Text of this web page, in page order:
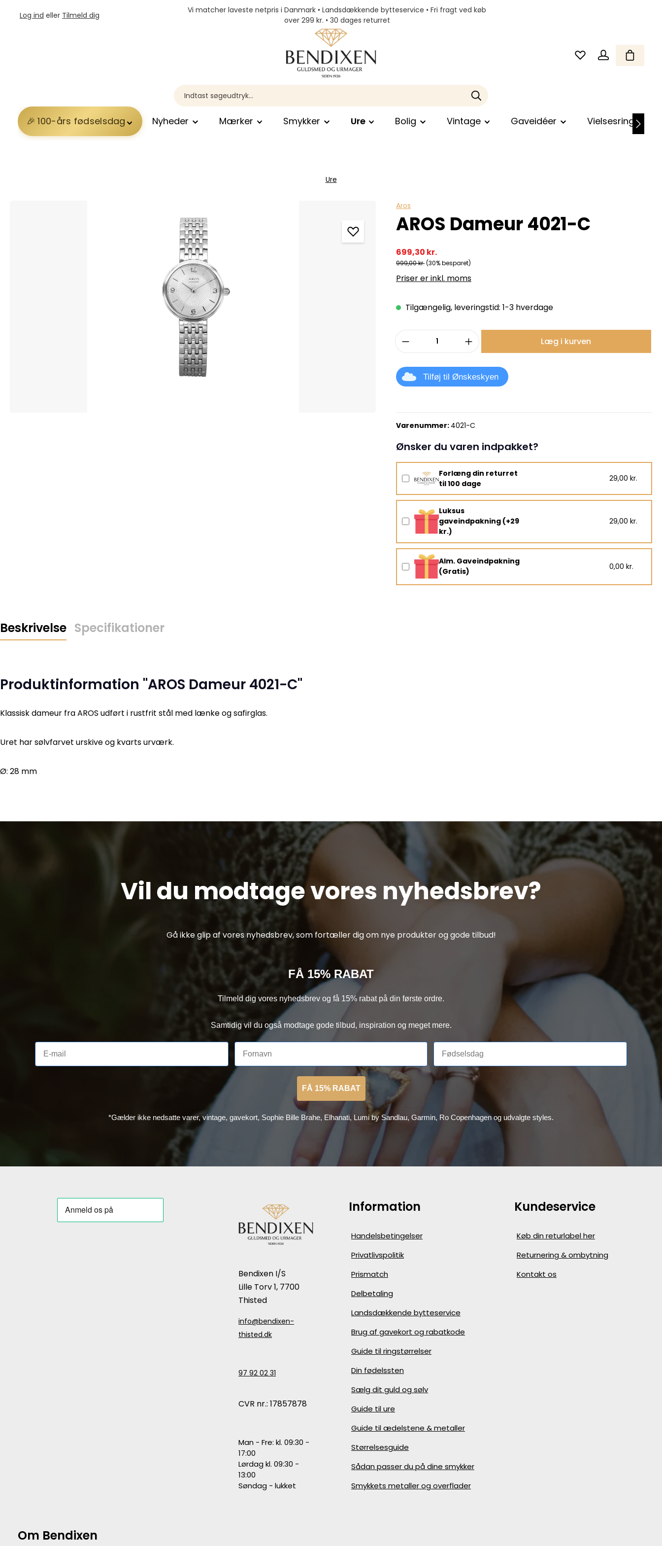
Log ind eller Tilmeld dig
Vi matcher laveste netpris i Danmark • Landsdækkende bytteservice • Fri fragt ved køb
over 299 kr. • 30 dages returret
100-års fødselsdag Nyheder Mærker Smykker Ure Bolig Vintage Gaveidéer Vielsesringe
Ure
Aros
AROS Dameur 4021-C
699,30 kr.
999,00 kr.(30% besparet)
Priser er inkl. moms
Tilgængelig, leveringstid: 1-3 hverdage
Produktmængde: Indtast det ønskede
Læg i kurven
Tilføj til Ønskeskyen
Varenummer: 4021-C
Ønsker du varen indpakket?
Forlæng din returret
til 100 dage
29,00 kr.
Luksus
gaveindpakning (+29
kr.)
29,00 kr.
Alm. Gaveindpakning
(Gratis)
0,00 kr.
Beskrivelse Specifikationer
Produktinformation "AROS Dameur 4021-C"
Klassisk dameur fra AROS udført i rustfrit stål med lænke og safirglas.
Uret har sølvfarvet urskive og kvarts urværk.
Ø: 28 mm
Vil du modtage vores nyhedsbrev?
Gå ikke glip af vores nyhedsbrev, som fortæller dig om nye produkter og gode tilbud!
FÅ 15% RABAT
Tilmeld dig vores nyhedsbrev og få 15% rabat på din første ordre.
Samtidig vil du også modtage gode tilbud, inspiration og meget mere.
FÅ 15% RABAT
*Gælder ikke nedsatte varer, vintage, gavekort, Sophie Bille Brahe, Elhanati, Lumi by Sandlau, Garmin, Ro Copenhagen og udvalgte styles.
Bendixen I/S
Lille Torv 1, 7700
Thisted
info@bendixen-
thisted.dk
97 92 02 31
CVR nr.: 17857878
Man - Fre: kl. 09:30 -
17:00
Lørdag kl. 09:30 -
13:00
Søndag - lukket
Information
Handelsbetingelser
Privatlivspolitik
Prismatch
Delbetaling
Landsdækkende bytteservice
Brug af gavekort og rabatkode
Guide til ringstørrelser
Din fødelssten
Sælg dit guld og sølv
Guide til ure
Guide til ædelstene & metaller
Størrelsesguide
Sådan passer du på dine smykker
Smykkets metaller og overflader
Kundeservice
Køb din returlabel her
Returnering & ombytning
Kontakt os
Om Bendixen